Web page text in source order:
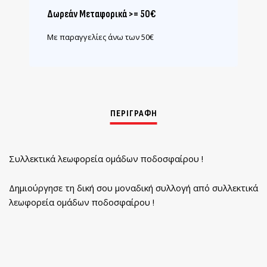
Δωρεάν Μεταφορικά >= 50€
Με παραγγελίες άνω των 50€
Συλλεκτικά λεωφορεία ομάδων ποδοσφαίρου !
Δημιούργησε τη δική σου μοναδική συλλογή από συλλεκτικά
λεωφορεία ομάδων ποδοσφαίρου !